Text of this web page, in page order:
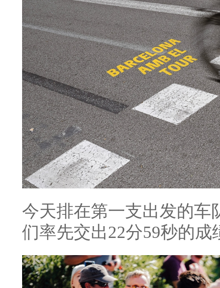
今天排在第一支出发的车
们率先交出22分59秒的成